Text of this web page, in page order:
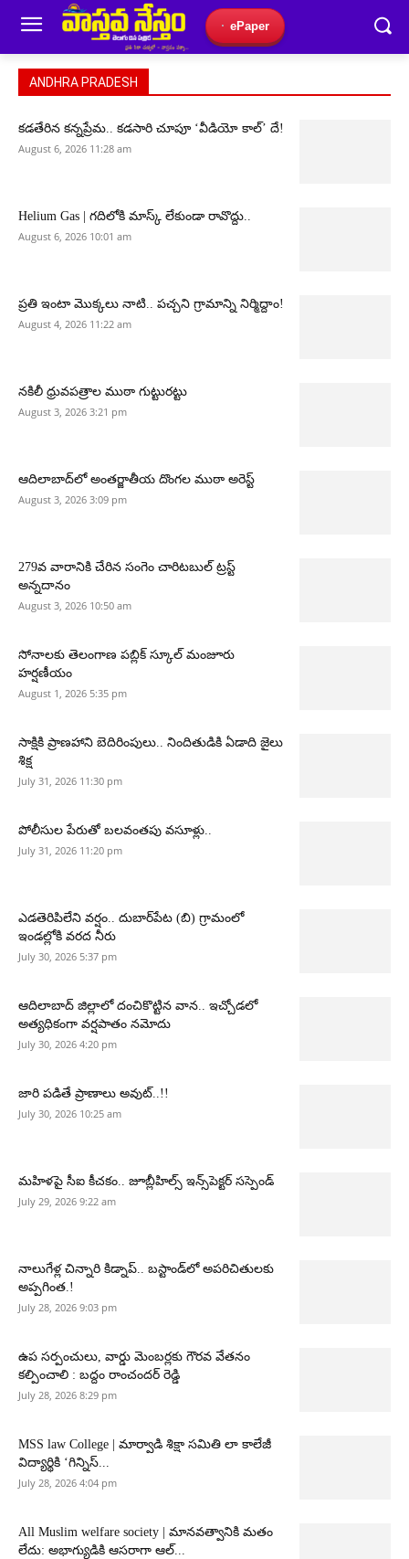
ePaper
ANDHRA PRADESH
కడతేరిన కన్నప్రేమ.. కడసారి చూపూ ‘వీడియో కాల్’ దే!
August 6, 2026 11:28 am
Helium Gas | గదిలోకి మాస్క్ లేకుండా రావొద్దు..
August 6, 2026 10:01 am
ప్రతి ఇంటా మొక్కలు నాటి.. పచ్చని గ్రామాన్ని నిర్మిద్దాం!
August 4, 2026 11:22 am
నకిలీ ధ్రువపత్రాల ముఠా గుట్టురట్టు
August 3, 2026 3:21 pm
ఆదిలాబాద్‌లో అంతర్జాతీయ దొంగల ముఠా అరెస్ట్
August 3, 2026 3:09 pm
279వ వారానికి చేరిన సంగెం చారిటబుల్ ట్రస్ట్
అన్నదానం
August 3, 2026 10:50 am
సోనాలకు తెలంగాణ పబ్లిక్ స్కూల్ మంజూరు
హర్షణీయం
August 1, 2026 5:35 pm
సాక్షికి ప్రాణహాని బెదిరింపులు.. నిందితుడికి ఏడాది జైలు
శిక్ష
July 31, 2026 11:30 pm
పోలీసుల పేరుతో బలవంతపు వసూళ్లు..
July 31, 2026 11:20 pm
ఎడతెరిపిలేని వర్షం.. దుబార్‌పేట (బి) గ్రామంలో
ఇండల్లోకి వరద నీరు
July 30, 2026 5:37 pm
ఆదిలాబాద్ జిల్లాలో దంచికొట్టిన వాన.. ఇచ్చోడలో
అత్యధికంగా వర్షపాతం నమోదు
July 30, 2026 4:20 pm
జారి పడితే ప్రాణాలు అవుట్..!!
July 30, 2026 10:25 am
మహిళపై సీఐ కీచకం.. జూబ్లీహిల్స్ ఇన్స్‌పెక్టర్ సస్పెండ్
July 29, 2026 9:22 am
నాలుగేళ్ల చిన్నారి కిడ్నాప్.. బస్టాండ్‌లో అపరిచితులకు
అప్పగింత.!
July 28, 2026 9:03 pm
ఉప సర్పంచులు, వార్డు మెంబర్లకు గౌరవ వేతనం
కల్పించాలి : బద్దం రాంచందర్ రెడ్డి
July 28, 2026 8:29 pm
MSS law College | మార్వాడి శిక్షా సమితి లా కాలేజీ
విద్యార్థికి ‘గిన్నిస్...
July 28, 2026 4:04 pm
All Muslim welfare society | మానవత్వానికి మతం
లేదు: అభాగ్యుడికి ఆసరాగా ఆల్...